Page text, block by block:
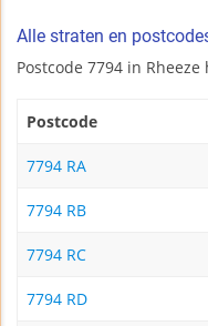
Alle straten en
Postcode 7794 in
Postcode
7794 RA
7794 RB
7794 RC
7794 RD